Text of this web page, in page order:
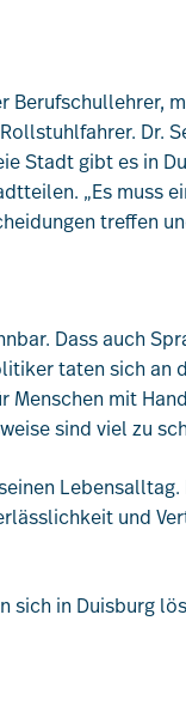
Berufschullehrer,
Dr.
Stadt gibt es in
„Es muss
treffen
Dass auch
taten sich an
mit
sind viel zu
und
sich in Duisburg